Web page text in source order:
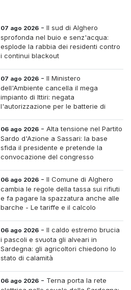
07 ago 2026 -Il sud di Alghero
sprofonda nel buio e senz'acqua:
esplode la rabbia dei residenti contro
i continui blackout
07 ago 2026 -Il Ministero
dell'Ambiente cancella il mega
impianto di Ittiri: negata
l'autorizzazione per le batterie di
06 ago 2026 -Alta tensione nel Partito
Sardo d'Azione a Sassari: la base
sfida il presidente e pretende la
convocazione del congresso
06 ago 2026 -Il Comune di Alghero
cambia le regole della tassa sui rifiuti
e fa pagare la spazzatura anche alle
barche - Le tariffe e il calcolo
06 ago 2026 -Il caldo estremo brucia
i pascoli e svuota gli alveari in
Sardegna: gli agricoltori chiedono lo
stato di calamità
06 ago 2026 - Terna porta la rete